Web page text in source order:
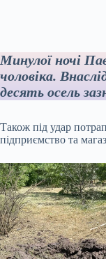
Минулої ночі
чоловіка.
десять осель
Також під удар
підприємство та